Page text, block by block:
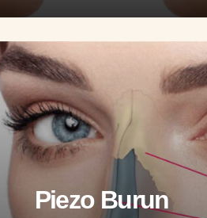
rinoplasti (düzeltme burun
estetiği) denir. “Sekonder
Rinoplasti” diye de adlandırılır. Ne
yazık ki…
Piezo Burun